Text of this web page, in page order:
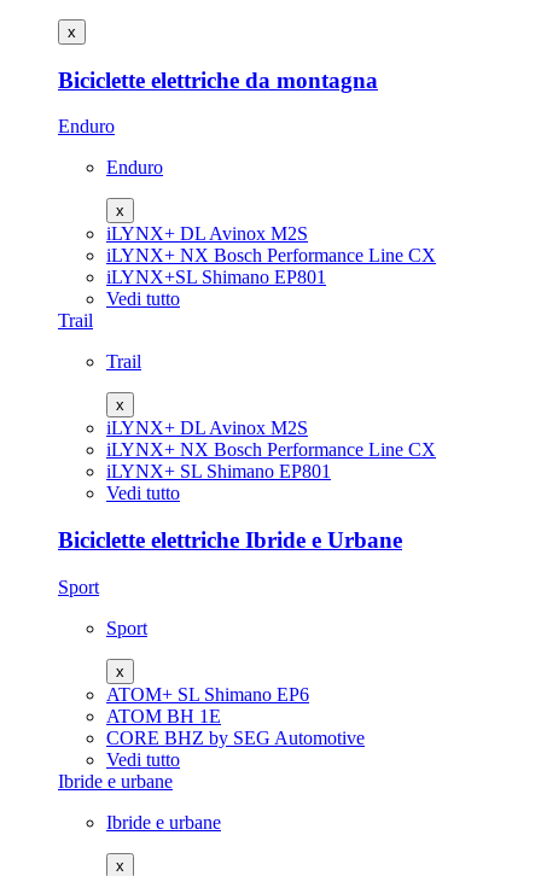
x
Biciclette elettriche da montagna
Enduro
Enduro
x
iLYNX+ DL Avinox M2S
iLYNX+ NX Bosch Performance Line CX
iLYNX+SL Shimano EP801
Vedi tutto
Trail
Trail
x
iLYNX+ DL Avinox M2S
iLYNX+ NX Bosch Performance Line CX
iLYNX+ SL Shimano EP801
Vedi tutto
Biciclette elettriche Ibride e Urbane
Sport
Sport
x
ATOM+ SL Shimano EP6
ATOM BH 1E
CORE BHZ by SEG Automotive
Vedi tutto
Ibride e urbane
Ibride e urbane
x